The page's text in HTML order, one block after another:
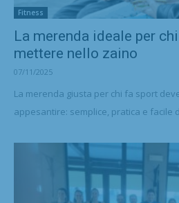
Fitness
La merenda ideale per
mettere nello zaino
07/11/2025
La merenda giusta per chi fa sport
appesantire: semplice, pratica e facile